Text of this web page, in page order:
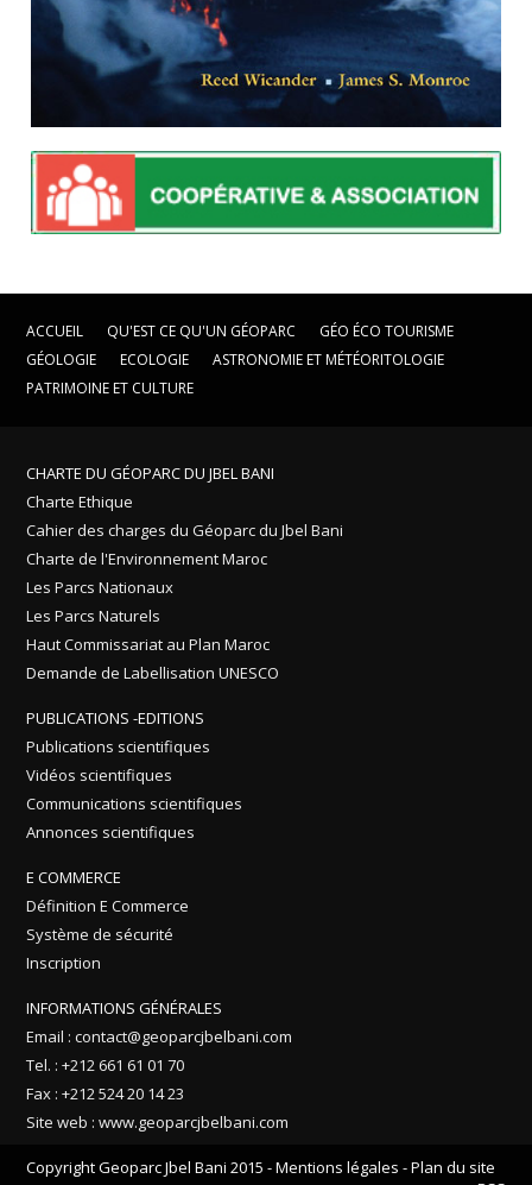
ACCUEIL QU'EST CE QU'UN GÉOPARC
GÉO ÉCO TOURISME
GÉOLOGIE
ECOLOGIE
ASTRONOMIE ET MÉTÉORITOLOGIE
PATRIMOINE ET CULTURE
CHARTE DU GÉOPARC DU JBEL BANI
Charte Ethique
Cahier des charges du Géoparc du Jbel Bani
Charte de l'Environnement Maroc
Les Parcs Nationaux
Les Parcs Naturels
Haut Commissariat au Plan Maroc
Demande de Labellisation UNESCO
PUBLICATIONS -EDITIONS
Publications scientifiques
Vidéos scientifiques
Communications scientifiques
Annonces scientifiques
E COMMERCE
Définition E Commerce
Système de sécurité
Inscription
INFORMATIONS GÉNÉRALES
Email : contact@geoparcjbelbani.com
Tel. : +212 661 61 01 70
Fax : +212 524 20 14 23
Site web : www.geoparcjbelbani.com
Copyright Geoparc Jbel Bani 2015 -Mentions légales -Plan du site